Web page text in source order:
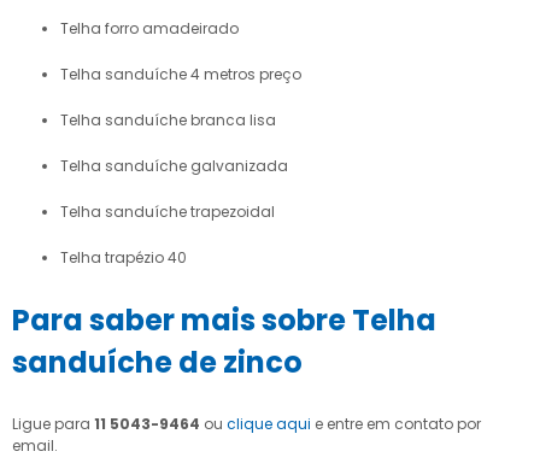
telha forro amadeirado
telha sanduíche 4 metros preço
telha sanduíche branca lisa
telha sanduíche galvanizada
telha sanduíche trapezoidal
telha trapézio 40
Para saber mais sobre Telha
sanduíche de zinco
Ligue para 11 5043-9464 ou clique aqui e entre em contato por
email.